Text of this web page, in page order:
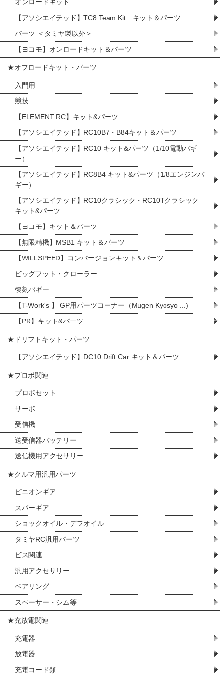
オンロードキット
【アソシエイテッド】TC8 Team Kit キット＆パーツ
パーツ ＜タミヤ製以外＞
【ヨコモ】オンロードキット＆パーツ
★オフロードキット・パーツ
入門用
競技
【ELEMENT RC】キット&パーツ
【アソシエイテッド】RC10B7・B84キット＆パーツ
【アソシエイテッド】RC10 キット&パーツ（1/10電動バギ
ー）
【アソシエイテッド】RC8B4 キット&パーツ（1/8エンジンバ
ギー）
【アソシエイテッド】RC10クラシック・RC10Tクラシック
キット&パーツ
【ヨコモ】キット＆パーツ
【無限精機】MSB1 キット＆パーツ
【WILLSPEED】コンバージョンキット＆パーツ
ビッグフット・クローラー
復刻バギー
【T-Work's 】 GP用パーツコーナー（Mugen Kyosyo ...)
【PR】キット&パーツ
★ドリフトキット・パーツ
【アソシエイテッド】DC10 Drift Car キット＆パーツ
★プロポ関連
プロポセット
サーボ
受信機
送受信器バッテリー
送信機用アクセサリー
★クルマ用汎用パーツ
ピニオンギア
スパーギア
ショックオイル・デフオイル
タミヤRC汎用パーツ
ビス関連
汎用アクセサリー
ベアリング
スペーサー・シム等
★充放電関連
充電器
放電器
充電コード類